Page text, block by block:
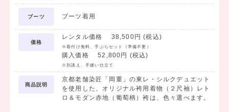
ブーツ ブーツ着用
価格
レンタル価格 38,500円 (税込)
※着付け無料、手ぶらセット（準備不要）
購入価格 52,800円 (税込)
※別誂え、手縫い仕立て
商品説明
京都老舗染匠「岡重」の東レ・シルクデュエット
を使用した、オリジナル袴用着物（２尺袖）レト
ロ＆モダン赤地（葡萄柄）袴は、色々選べます。